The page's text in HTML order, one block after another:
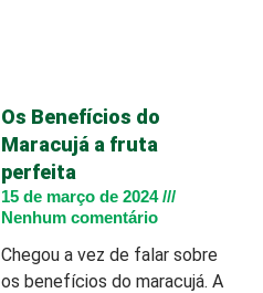
Os Benefícios do
Maracujá a fruta
perfeita
15 de março de 2024
Nenhum comentário
Chegou a vez de falar sobre
os benefícios do maracujá. A